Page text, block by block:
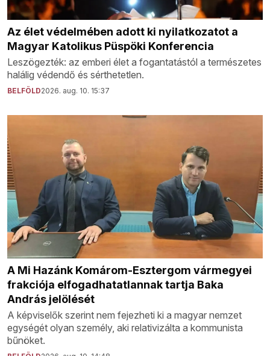
Az élet védelmében adott ki nyilatkozatot a
Magyar Katolikus Püspöki Konferencia
Leszögezték: az emberi élet a fogantatástól a természetes
halálig védendő és sérthetetlen.
BELFÖLD2026. aug. 10. 15:37
A Mi Hazánk Komárom-Esztergom vármegyei
frakciója elfogadhatatlannak tartja Baka
András jelölését
A képviselők szerint nem fejezheti ki a magyar nemzet
egységét olyan személy, aki relativizálta a kommunista
bűnöket.